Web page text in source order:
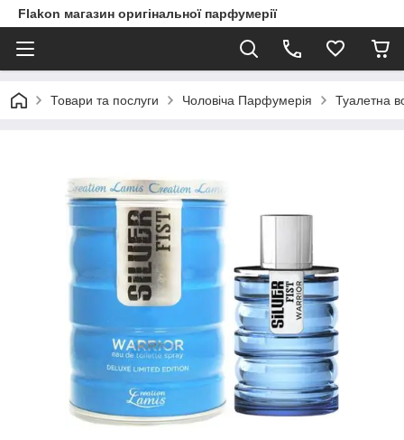
Flakon магазин оригінальної парфумерії
Товари та послуги Чоловіча Парфумерія Туалетна